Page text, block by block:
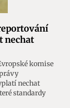
nechat
komise
nechat
standardy